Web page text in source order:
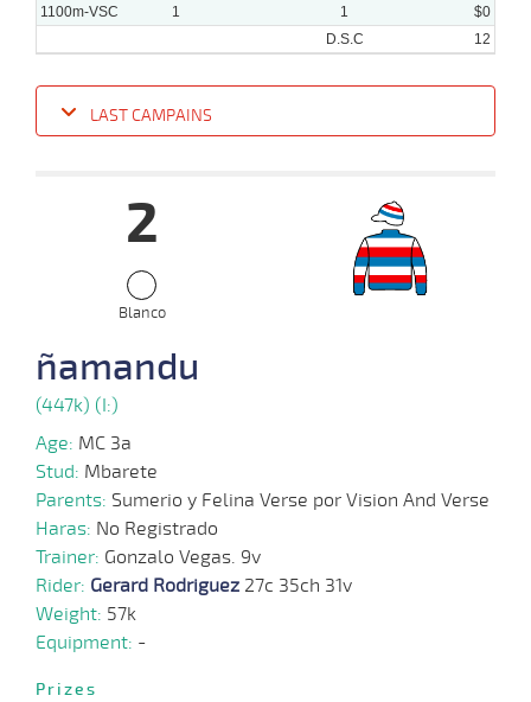
1100m-VSC
1 1
$0
D.S.C
12
LAST CAMPAINS
1000m 3,3 Cond.
06-
2025
VS 1000m
06-
VS 1200m
09-
06-
2025
VS 1000m 0:58:30 3 3/4
05-
VS
2
Blanco
ñamandu
(447k) (I:)
Age: MC 3a
Stud: Mbarete
Parents: Sumerio y Felina Verse por Vision And Verse
Haras: No Registrado
Trainer: Gonzalo Vegas. 9v
Rider: Gerard Rodriguez 27c 35ch 31v
Weight: 57k
Equipment: -
Prizes